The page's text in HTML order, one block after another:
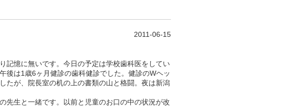
2011-06-15
記憶に無いです。今日の予定は学校歯科医をしてい
後は1歳6ヶ月健診の歯科健診でした。健診のWヘッ
たが、院長室の机の上の書類の山と格闘。夜は新潟
先生と一緒です。以前と児童のお口の中の状況が改